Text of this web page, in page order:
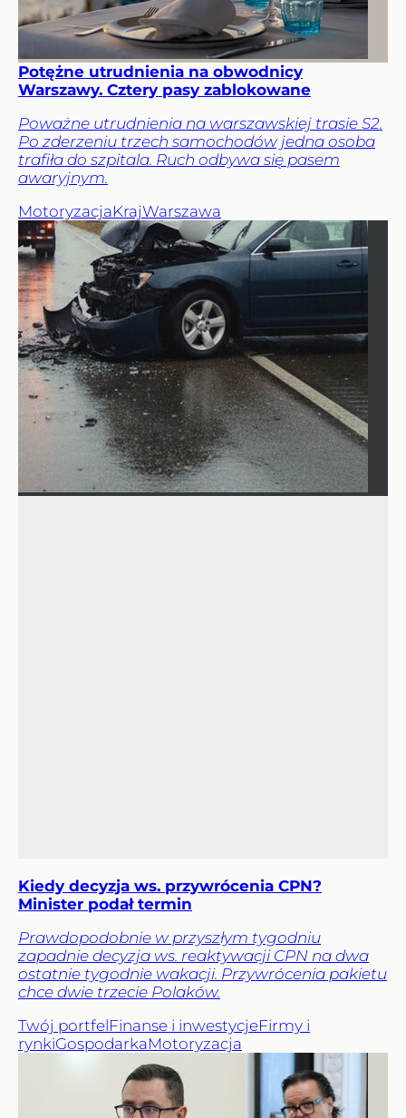
Potężne utrudnienia na obwodnicy
Warszawy. Cztery pasy zablokowane
Poważne utrudnienia na warszawskiej trasie S2.
Po zderzeniu trzech samochodów jedna osoba
trafiła do szpitala. Ruch odbywa się pasem
awaryjnym.
MotoryzacjaKrajWarszawa
Kiedy decyzja ws. przywrócenia CPN?
Minister podał termin
Prawdopodobnie w przyszłym tygodniu
zapadnie decyzja ws. reaktywacji CPN na dwa
ostatnie tygodnie wakacji. Przywrócenia pakietu
chce dwie trzecie Polaków.
Twój portfelFinanse i inwestycjeFirmy i
rynkiGospodarkaMotoryzacja